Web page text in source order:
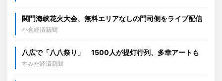
関門海峡花火大会、無料エリアなしの門司側をライブ配信
小倉経済新聞
八広で「八八祭り」 1500人が提灯行列、多幸アートも
すみだ経済新聞